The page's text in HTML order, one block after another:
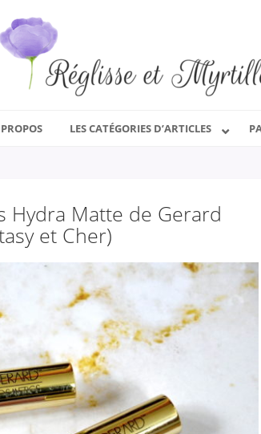
LES CATÉGORIES D’ARTICLES
Matte de Gerard
et Cher)